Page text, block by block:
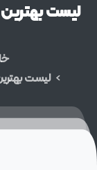
لیستبهترین
لیست